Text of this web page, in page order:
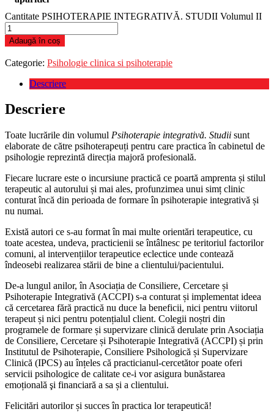
Cantitate PSIHOTERAPIE INTEGRATIVĂ. STUDII Volumul II
Adaugă în coș
Categorie: Psihologie clinica si psihoterapie
Descriere
Descriere
Toate lucrările din volumul Psihoterapie integrativă. Studii sunt
elaborate de către psihoterapeuți pentru care practica în cabinetul de
psihologie reprezintă direcția majoră profesională.
Fiecare lucrare este o incursiune practică ce poartă amprenta și stilul
terapeutic al autorului și mai ales, profunzimea unui simț clinic
conturat încă din perioada de formare în psihoterapie integrativă și
nu numai.
Există autori ce s-au format în mai multe orientări terapeutice, cu
toate acestea, undeva, practicienii se întâlnesc pe teritoriul factorilor
comuni, al intervențiilor terapeutice eclectice unde contează
îndeosebi realizarea stării de bine a clientului/pacientului.
De-a lungul anilor, în Asociația de Consiliere, Cercetare și
Psihoterapie Integrativă (ACCPI) s-a conturat și implementat ideea
că cercetarea fără practică nu duce la beneficii, nici pentru viitorul
terapeut și nici pentru potențialul client. Colegii noștri din
programele de formare și supervizare clinică derulate prin Asociația
de Consiliere, Cercetare și Psihoterapie Integrativă (ACCPI) și prin
Institutul de Psihoterapie, Consiliere Psihologică și Supervizare
Clinică (IPCS) au înțeles că practicianul-cercetător poate oferi
servicii psihologice de calitate ce-i vor asigura bunăstarea
emoțională şi financiară a sa și a clientului.
Felicitări autorilor și succes în practica lor terapeutică!